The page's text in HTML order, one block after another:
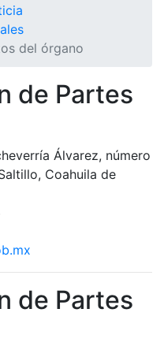
del órgano
de Partes
Álvarez, número
Coahuila de
de Partes